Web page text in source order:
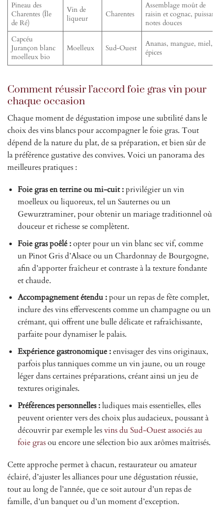
Pineau des
Charentes (Île
de Ré)
Vin de
liqueur
Charentes
Assemblage moût de
raisin et cognac,
notes douces
Capcéu
Jurançon blanc
moelleux bio
Moelleux Sud-Ouest
Ananas, mangue, miel,
épices
Comment réussir l’accord foie gras vin pour
chaque occasion
Chaque moment de dégustation impose une subtilité dans le
choix des vins blancs pour accompagner le foie gras. Tout
dépend de la nature du plat, de sa préparation, et bien sûr de
la préférence gustative des convives. Voici un panorama des
meilleures pratiques :
Foie gras en terrine ou mi-cuit :privilégier un vin
moelleux ou liquoreux, tel un Sauternes ou un
Gewurztraminer, pour obtenir un mariage traditionnel où
douceur et richesse se complètent.
Foie gras poêlé :opter pour un vin blanc sec vif, comme
un Pinot Gris d’Alsace ou un Chardonnay de Bourgogne,
afin d’apporter fraîcheur et contraste à la texture fondante
et chaude.
Accompagnement étendu :pour un repas de fête complet,
inclure des vins effervescents comme un champagne ou un
crémant, qui offrent une bulle délicate et rafraîchissante,
parfaite pour dynamiser le palais.
Expérience gastronomique :envisager des vins originaux,
parfois plus tanniques comme un vin jaune, ou un rouge
léger dans certaines préparations, créant ainsi un jeu de
textures originales.
Préférences personnelles :ludiques mais essentielles, elles
peuvent orienter vers des choix plus audacieux, poussant à
découvrir par exemple lesvins du Sud-Ouest associés au
foie grasou encore une sélection bio aux arômes maîtrisés.
Cette approche permet à chacun, restaurateur ou amateur
éclairé, d’ajuster les alliances pour une dégustation réussie,
tout au long de l’année, que ce soit autour d’un repas de
famille, d’un banquet ou d’un moment d’exception.